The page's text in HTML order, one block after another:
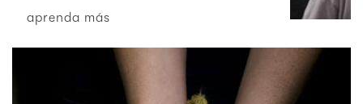
aprenda más